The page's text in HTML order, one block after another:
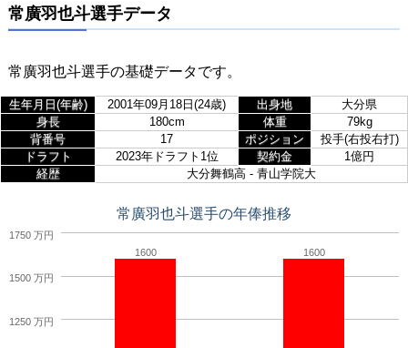
常廣羽也斗選手データ
常廣羽也斗選手の基礎データです。
生年月日(年齢) 2001年09月18日(24歳) 出身地
大分県
身長
180cm 体重
79kg
背番号
17 ポジション
投手(右投右打)
ドラフト
2023年ドラフト1位 契約金
1億円
経歴
大分舞鶴高 - 青山学院大
常廣羽也斗選手の年俸推移
1600 1600
1250 万円
1500 万円
1750 万円